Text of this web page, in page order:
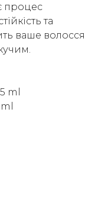
процес
та
ваше волосся
ml